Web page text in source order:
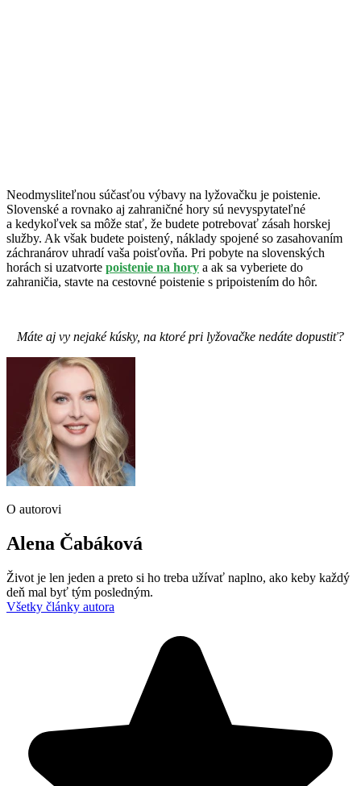
Neodmysliteľnou súčasťou výbavy na lyžovačku je poistenie.
Slovenské a rovnako aj zahraničné hory sú nevyspytateľné
a kedykoľvek sa môže stať, že budete potrebovať zásah horskej
služby. Ak však budete poistený, náklady spojené so zasahovaním
záchranárov uhradí vaša poisťovňa. Pri pobyte na slovenských
horách si uzatvorte poistenie na hory a ak sa vyberiete do
zahraničia, stavte na cestovné poistenie s pripoistením do hôr.
Máte aj vy nejaké kúsky, na ktoré pri lyžovačke nedáte dopustiť?
O autorovi
Alena Čabáková
Život je len jeden a preto si ho treba užívať naplno, ako keby každý
deň mal byť tým posledným.
Všetky články autora